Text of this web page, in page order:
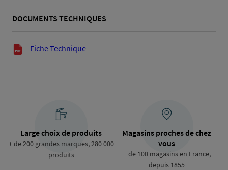
DOCUMENTS TECHNIQUES
Documents techniques
Fiche Technique
Large choix de produits
+ de 200 grandes marques, 280 000
produits
Magasins proches de chez
vous
+ de 100 magasins en France,
depuis 1855